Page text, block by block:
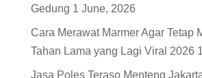
Gedung 1 June, 2026
Cara Merawat Marmer Agar Tetap
Tahan Lama yang Lagi Viral 2026
Jasa Poles Teraso Menteng